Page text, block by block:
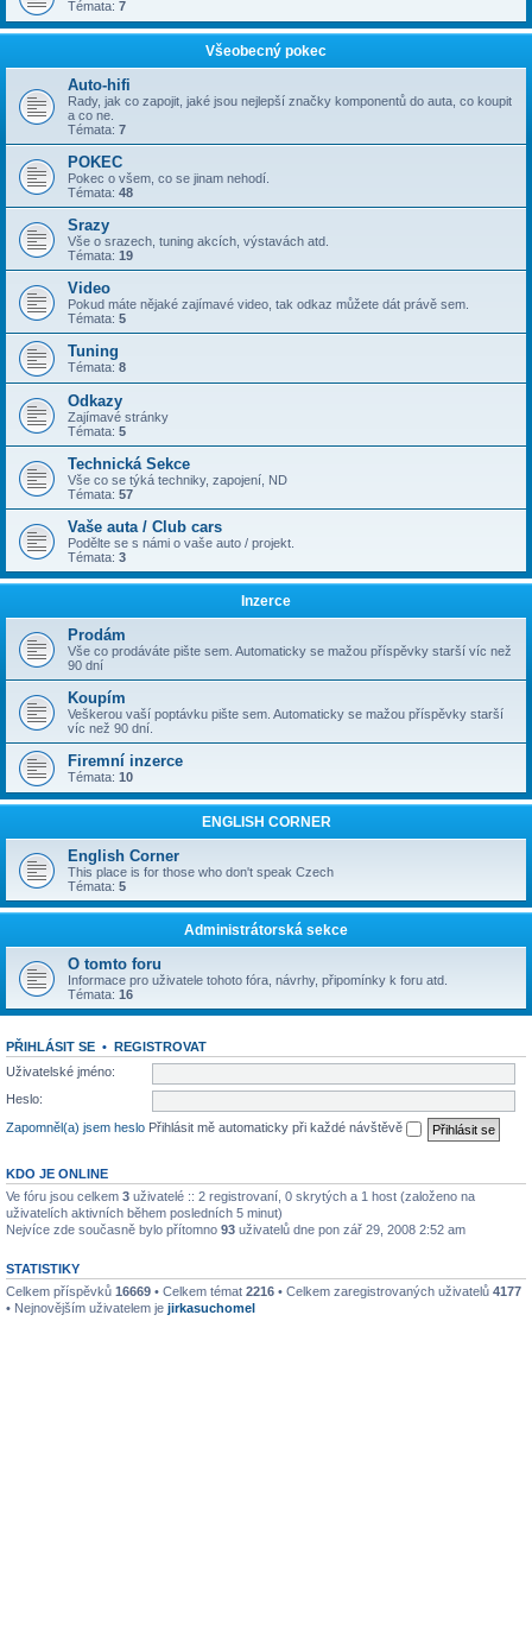
Témata: 7
Všeobecný pokec
Auto-hifi
Rady, jak co zapojit, jaké jsou nejlepší značky komponentů do auta, co koupit
a co ne.
Témata: 7
POKEC
Pokec o všem, co se jinam nehodí.
Témata: 48
Srazy
Vše o srazech, tuning akcích, výstavách atd.
Témata: 19
Video
Pokud máte nějaké zajímavé video, tak odkaz můžete dát právě sem.
Témata: 5
Tuning
Témata: 8
Odkazy
Zajímavé stránky
Témata: 5
Technická Sekce
Vše co se týká techniky, zapojení, ND
Témata: 57
Vaše auta / Club cars
Podělte se s námi o vaše auto / projekt.
Témata: 3
Inzerce
Prodám
Vše co prodáváte pište sem. Automaticky se mažou příspěvky starší víc než
90 dní
Koupím
Veškerou vaší poptávku pište sem. Automaticky se mažou příspěvky starší
víc než 90 dní.
Firemní inzerce
Témata: 10
ENGLISH CORNER
English Corner
This place is for those who don't speak Czech
Témata: 5
Administrátorská sekce
O tomto foru
Informace pro uživatele tohoto fóra, návrhy, připomínky k foru atd.
Témata: 16
PŘIHLÁSIT SE • REGISTROVAT
Uživatelské jméno:
Heslo:
Zapomněl(a) jsem heslo Přihlásit mě automaticky při každé návštěvě
KDO JE ONLINE
Ve fóru jsou celkem 3 uživatelé :: 2 registrovaní, 0 skrytých a 1 host (založeno na
uživatelích aktivních během posledních 5 minut)
Nejvíce zde současně bylo přítomno 93 uživatelů dne pon zář 29, 2008 2:52 am
STATISTIKY
Celkem příspěvků 16669 • Celkem témat 2216 • Celkem zaregistrovaných uživatelů 4177
• Nejnovějším uživatelem je jirkasuchomel